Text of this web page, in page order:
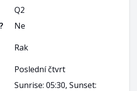
Q2
Ne
Rak
Poslední čtvrt
Sunrise: 05:30, Sunset: